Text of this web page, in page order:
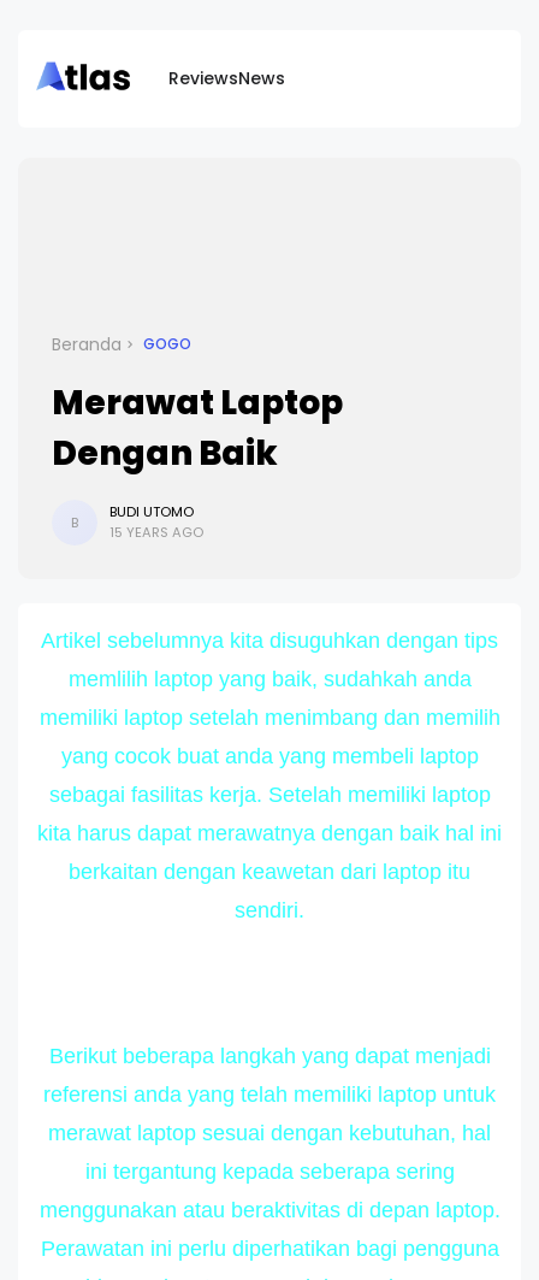
ReviewsNews
Beranda GOGO
Merawat Laptop
Dengan Baik
B
BUDI UTOMO
15 YEARS AGO
Artikel sebelumnya kita disuguhkan dengan tips
memlilih laptop yang baik, sudahkah anda
memiliki laptop setelah menimbang dan memilih
yang cocok buat anda yang membeli laptop
sebagai fasilitas kerja. Setelah memiliki laptop
kita harus dapat merawatnya dengan baik hal ini
berkaitan dengan keawetan dari laptop itu
sendiri.
Berikut beberapa langkah yang dapat menjadi
referensi anda yang telah memiliki laptop untuk
merawat laptop sesuai dengan kebutuhan, hal
ini tergantung kepada seberapa sering
menggunakan atau beraktivitas di depan laptop.
Perawatan ini perlu diperhatikan bagi pengguna